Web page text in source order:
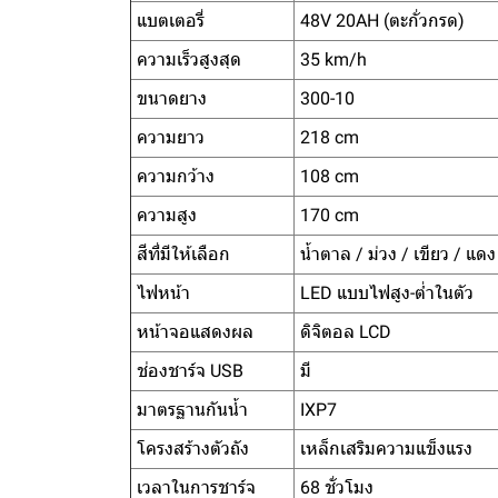
แบตเตอรี่
48V 20AH (ตะกั่วกรด)
ความเร็วสูงสุด
35 km/h
ขนาดยาง
300-10
ความยาว
218 cm
ความกว้าง
108 cm
ความสูง
170 cm
สีที่มีให้เลือก
น้ำตาล / ม่วง / เขียว / แด
ไฟหน้า
LED แบบไฟสูง-ต่ำในตัว
หน้าจอแสดงผล
ดิจิตอล LCD
ช่องชาร์จ USB
มี
มาตรฐานกันน้ำ
IXP7
โครงสร้างตัวถัง
เหล็กเสริมความแข็งแรง
เวลาในการชาร์จ
68 ชั่วโมง